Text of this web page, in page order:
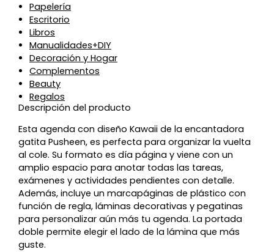
Papelería
Escritorio
Libros
Manualidades+DIY
Decoración y Hogar
Complementos
Beauty
Regalos
Descripción del producto
Esta agenda con diseño Kawaii de la encantadora
gatita Pusheen, es perfecta para organizar la vuelta
al cole. Su formato es día página y viene con un
amplio espacio para anotar todas las tareas,
exámenes y actividades pendientes con detalle.
Además, incluye un marcapáginas de plástico con
función de regla, láminas decorativas y pegatinas
para personalizar aún más tu agenda. La portada
doble permite elegir el lado de la lámina que más
guste.